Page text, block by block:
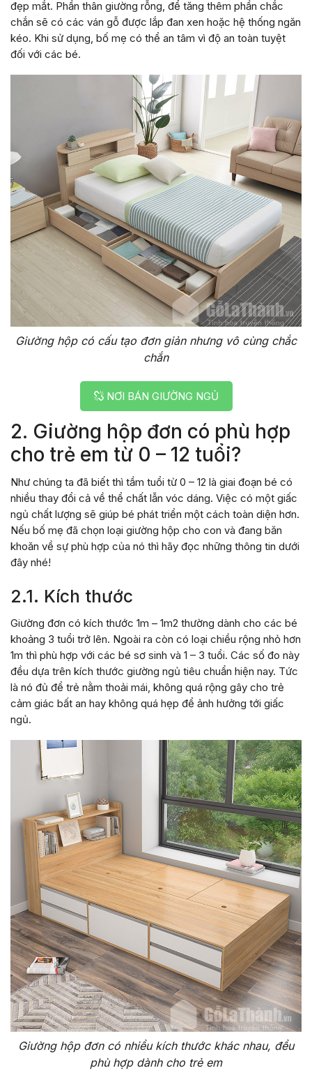
đẹp mắt. Phần thân giường rỗng, để tăng thêm phần chắc
chắn sẽ có các ván gỗ được lắp đan xen hoặc hệ thống ngăn
kéo. Khi sử dụng, bố mẹ có thể an tâm vì độ an toàn tuyệt
đối với các bé.
Giường hộp có cấu tạo đơn giản nhưng vô cùng chắc
chắn
NƠI BÁN GIƯỜNG NGỦ
2. Giường hộp đơn có phù hợp
cho trẻ em từ 0 – 12 tuổi?
Như chúng ta đã biết thì tầm tuổi từ 0 – 12 là giai đoạn bé có
nhiều thay đổi cả về thể chất lẫn vóc dáng. Việc có một giấc
ngủ chất lượng sẽ giúp bé phát triển một cách toàn diện hơn.
Nếu bố mẹ đã chọn loại giường hộp cho con và đang băn
khoăn về sự phù hợp của nó thì hãy đọc những thông tin dưới
đây nhé!
2.1. Kích thước
Giường đơn có kích thước 1m – 1m2 thường dành cho các bé
khoảng 3 tuổi trở lên. Ngoài ra còn có loại chiều rộng nhỏ hơn
1m thì phù hợp với các bé sơ sinh và 1 – 3 tuổi. Các số đo này
đều dựa trên kích thước giường ngủ tiêu chuẩn hiện nay. Tức
là nó đủ để trẻ nằm thoải mái, không quá rộng gây cho trẻ
cảm giác bất an hay không quá hẹp để ảnh hưởng tới giấc
ngủ.
Giường hộp đơn có nhiều kích thước khác nhau, đều
phù hợp dành cho trẻ em